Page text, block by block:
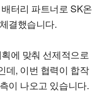
터리 파트너로 SK온
결했습니다.
에 맞춰 선제적으로
데, 이번 협력이 합작
이 나오고 있습니다.